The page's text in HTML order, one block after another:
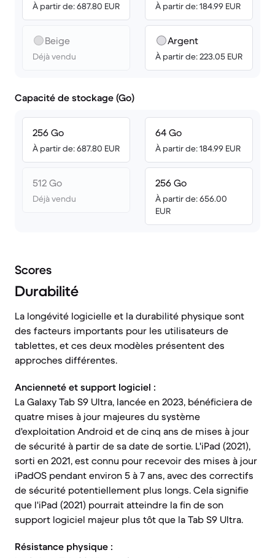
À partir de: 687.80 EUR
Beige
Déjà vendu
À partir de: 184.99 EUR
Argent
À partir de: 223.05 EUR
Capacité de stockage (Go)
256 Go
À partir de: 687.80 EUR
512 Go
Déjà vendu
64 Go
À partir de: 184.99 EUR
256 Go
À partir de: 656.00
EUR
Scores
Durabilité
La longévité logicielle et la durabilité physique sont
des facteurs importants pour les utilisateurs de
tablettes, et ces deux modèles présentent des
approches différentes.
Ancienneté et support logiciel :
La Galaxy Tab S9 Ultra, lancée en 2023, bénéficiera de
quatre mises à jour majeures du système
d'exploitation Android et de cinq ans de mises à jour
de sécurité à partir de sa date de sortie. L'iPad (2021),
sorti en 2021, est connu pour recevoir des mises à jour
iPadOS pendant environ 5 à 7 ans, avec des correctifs
de sécurité potentiellement plus longs. Cela signifie
que l'iPad (2021) pourrait atteindre la fin de son
support logiciel majeur plus tôt que la Tab S9 Ultra.
Résistance physique :